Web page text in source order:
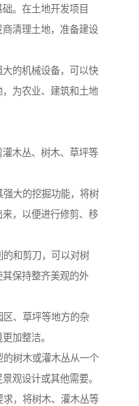
。在土地开发项目
清理土地，准备建设
的机械设备，可以快
为农业、建筑和土地
木丛、树木、草坪等
大的挖掘功能，将树
，以便进行修剪、移
和剪刀，可以对树
保持整齐美观的外
、草坪等地方的杂
加整洁。
树木或灌木丛从一个
观设计或其他需要。
，将树木、灌木丛等